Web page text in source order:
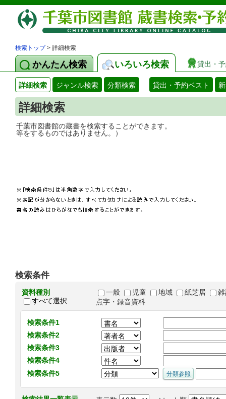
検索トップ> 詳細検索
かんたん検索 いろいろ検索 貸出・
詳細検索 ジャンル検索 分類検索 貸出・予約ベスト
詳細検索
千葉市図書館の蔵書を検索することがで
等をするものではありません。）
検索条件
資料種別
すべて選択
一般 児童 地域 紙芝居
点字・録音資料
検索条件1
検索条件2
検索条件3
検索条件4
検索条件5